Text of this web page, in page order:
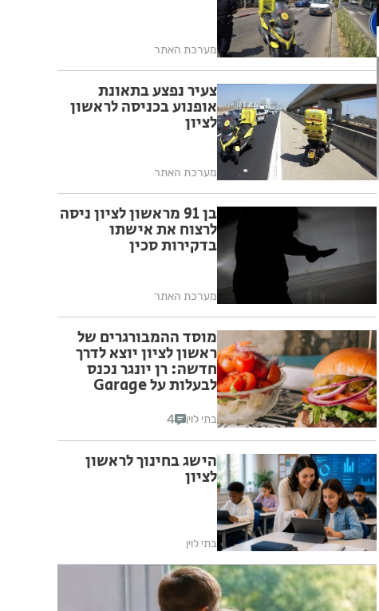
מערכת האתר
צעיר נפצע בתאונת
אופנוע בכניסה לראשון
לציון
מערכת האתר
בן 91 מראשון לציון ניסה
לרצוח את אישתו
בדקירות סכין
מערכת האתר
מוסד ההמבורגרים של
ראשון לציון יוצא לדרך
חדשה: רן יונגר נכנס
לבעלות על Garage
בתי לוין 4
הישג בחינוך לראשון
לציון
בתי לוין